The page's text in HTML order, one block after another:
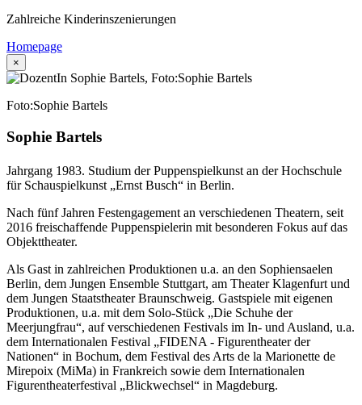
Zahlreiche Kinderinszenierungen
Homepage
×
Foto:Sophie Bartels
Sophie Bartels
Jahrgang 1983. Studium der Puppenspielkunst an der Hochschule
für Schauspielkunst „Ernst Busch“ in Berlin.
Nach fünf Jahren Festengagement an verschiedenen Theatern, seit
2016 freischaffende Puppenspielerin mit besonderen Fokus auf das
Objekttheater.
Als Gast in zahlreichen Produktionen u.a. an den Sophiensaelen
Berlin, dem Jungen Ensemble Stuttgart, am Theater Klagenfurt und
dem Jungen Staatstheater Braunschweig. Gastspiele mit eigenen
Produktionen, u.a. mit dem Solo-Stück „Die Schuhe der
Meerjungfrau“, auf verschiedenen Festivals im In- und Ausland, u.a.
dem Internationalen Festival „FIDENA - Figurentheater der
Nationen“ in Bochum, dem Festival des Arts de la Marionette de
Mirepoix (MiMa) in Frankreich sowie dem Internationalen
Figurentheaterfestival „Blickwechsel“ in Magdeburg.